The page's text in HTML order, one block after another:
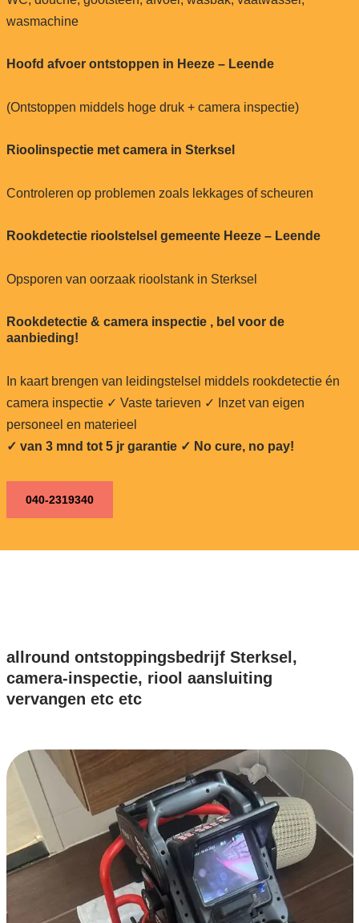
wasmachine
Hoofd afvoer ontstoppen in Heeze – Leende
(Ontstoppen middels hoge druk + camera inspectie)
Rioolinspectie met camera in Sterksel
Controleren op problemen zoals lekkages of scheuren
Rookdetectie rioolstelsel gemeente Heeze – Leende
Opsporen van oorzaak rioolstank in Sterksel
Rookdetectie & camera inspectie , bel voor de
aanbieding!
In kaart brengen van leidingstelsel middels rookdetectie én
camera inspectie ✓ Vaste tarieven ✓ Inzet van eigen
personeel en materieel
✓ van 3 mnd tot 5 jr garantie ✓ No cure, no pay!
040-2319340
allround ontstoppingsbedrijf Sterksel,
camera-inspectie, riool aansluiting
vervangen etc etc